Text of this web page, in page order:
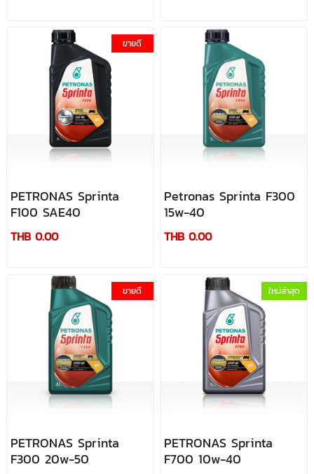
ขายดี
PETRONAS Sprinta
F100 SAE40
THB 0.00
Petronas Sprinta F300
15w-40
THB 0.00
ขายดี
PETRONAS Sprinta
F300 20w-50
ใหม่ล่าสุด
PETRONAS Sprinta
F700 10w-40